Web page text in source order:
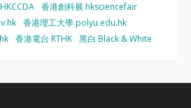
香港創科展 hksciencefair
香港理工大學 polyu.edu.hk
香港電台 RTHK 黑白 Black & White